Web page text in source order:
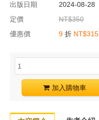
出版日期
2024-08-28
定價
NT$350
優惠價
9 折 NT$315
加入購物車